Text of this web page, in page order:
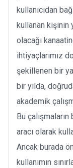
kullanıcıdan
kullanan kişinin
olacağı
ihtiyaçlarımız
şekillenen bir
bir yılda,
akademik
Bu
aracı olarak
Ancak burada
kullanımın